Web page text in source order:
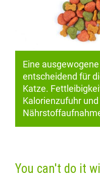
Eine
entscheidend für
Katze.
Kalorienzufuhr
You can't do it